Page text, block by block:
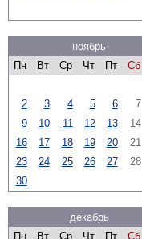
ноябрь
Пн
Вт Ср Чт Пт Сб
2
3 4 5 6 7
9
10 11 12 13 14
16
17 18 19 20 21
23
24 25 26 27 28
30
декабрь
Пн
Вт Ср Чт Пт Сб